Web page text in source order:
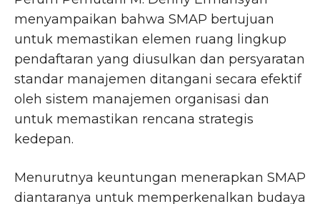
menyampaikan bahwa SMAP bertujuan
untuk memastikan elemen ruang lingkup
pendaftaran yang diusulkan dan persyaratan
standar manajemen ditangani secara efektif
oleh sistem manajemen organisasi dan
untuk memastikan rencana strategis
kedepan.
Menurutnya keuntungan menerapkan SMAP
diantaranya untuk memperkenalkan budaya